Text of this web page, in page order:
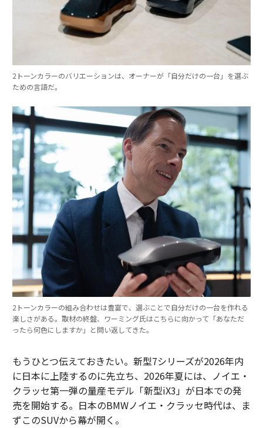
2トーンカラーのバリエーションは、オーナーが「自分だけの一台」を選ぶ
ための言語だ。
2トーンカラーの組み合わせは豊富で、選ぶことで自分だけの一台を作れる
楽しさがある。取材の終盤、ワーミング氏はこちらに向かって「あなただ
ったら何色にしますか」と問い返してきた。
もうひとつ伝えておきたい。新型7シリーズが2026年内
に日本に上陸するのに先立ち、2026年夏には、ノイエ・
クラッセ第一弾の量産モデル「新型iX3」が日本での発
売を開始する。日本のBMWノイエ・クラッセ時代は、ま
ずこのSUVから幕が開く。